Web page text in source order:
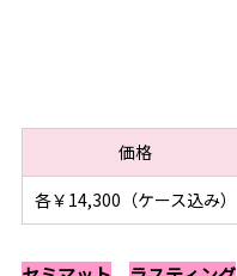
価格
各￥14,300（ケース込み）